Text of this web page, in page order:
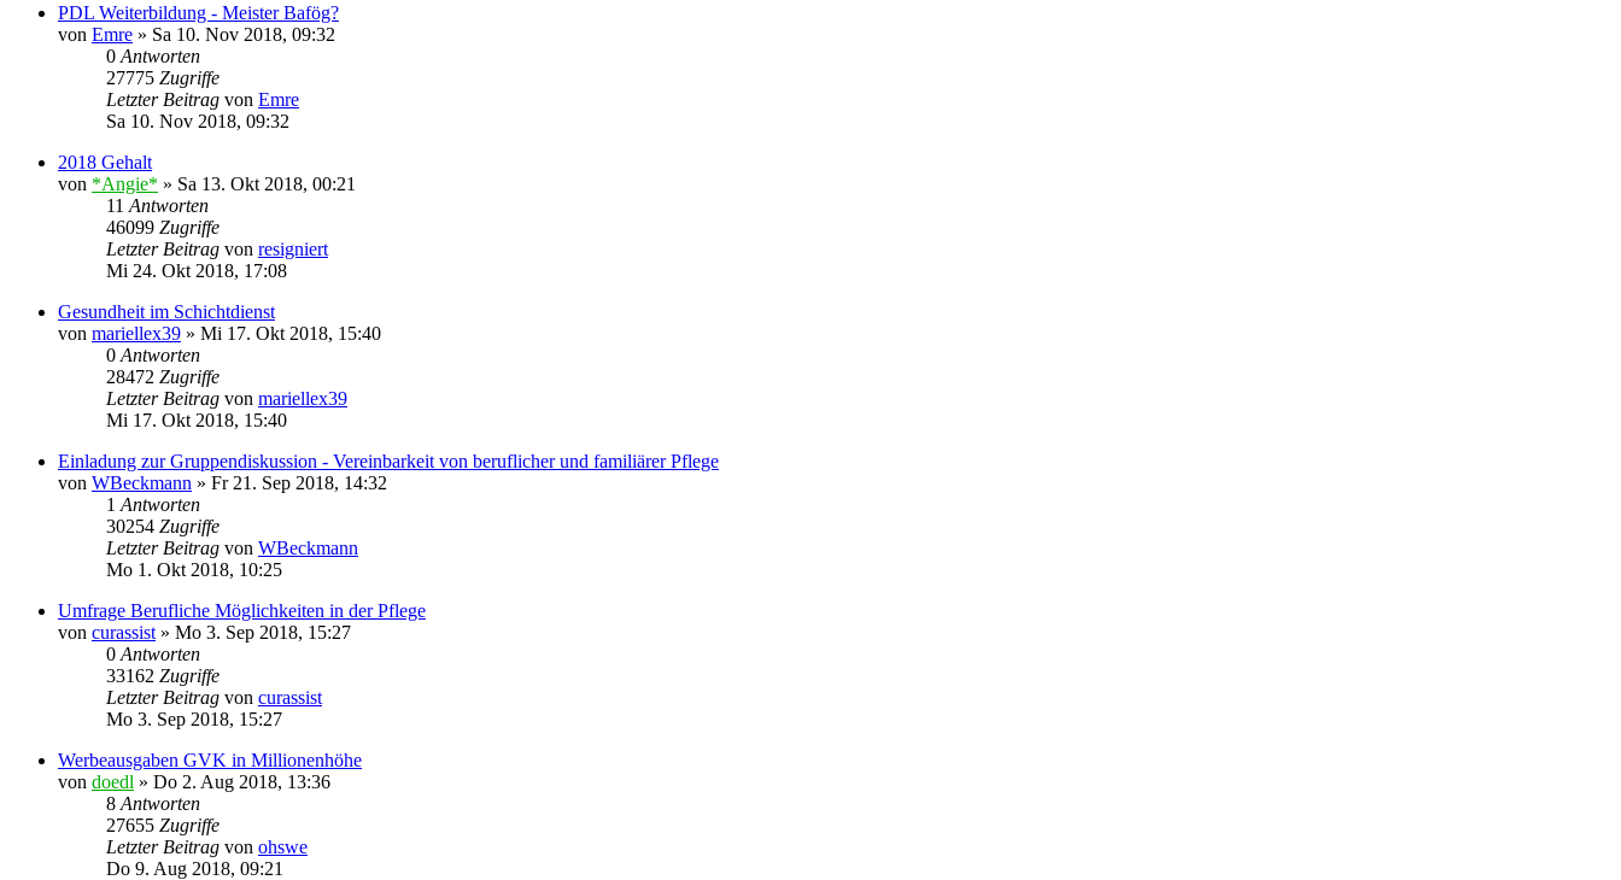
PDL Weiterbildung - Meister Bafög?
von Emre » Sa 10. Nov 2018, 09:32
0 Antworten
27775 Zugriffe
Letzter Beitrag von Emre
Sa 10. Nov 2018, 09:32
2018 Gehalt
von *Angie* » Sa 13. Okt 2018, 00:21
11 Antworten
46099 Zugriffe
Letzter Beitrag von resigniert
Mi 24. Okt 2018, 17:08
Gesundheit im Schichtdienst
von mariellex39 » Mi 17. Okt 2018, 15:40
0 Antworten
28472 Zugriffe
Letzter Beitrag von mariellex39
Mi 17. Okt 2018, 15:40
Einladung zur Gruppendiskussion - Vereinbarkeit von beruflicher und familiärer Pflege
von WBeckmann » Fr 21. Sep 2018, 14:32
1 Antworten
30254 Zugriffe
Letzter Beitrag von WBeckmann
Mo 1. Okt 2018, 10:25
Umfrage Berufliche Möglichkeiten in der Pflege
von curassist » Mo 3. Sep 2018, 15:27
0 Antworten
33162 Zugriffe
Letzter Beitrag von curassist
Mo 3. Sep 2018, 15:27
Werbeausgaben GVK in Millionenhöhe
von doedl » Do 2. Aug 2018, 13:36
8 Antworten
27655 Zugriffe
Letzter Beitrag von ohswe
Do 9. Aug 2018, 09:21